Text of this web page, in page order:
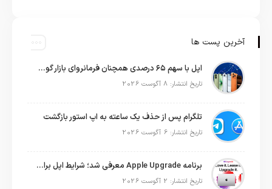
آخرین پست ها
اپل با سهم ۶۵ درصدی همچنان فرمانروای بازار گوشی‌های پریمیوم جهان است
تاریخ انتشار: 8 آگوست 2026
تلگرام پس از حذف یک ساعته به اپ استور بازگشت
تاریخ انتشار: 6 آگوست 2026
برنامه Apple Upgrade معرفی شد؛ شرایط اپل برای اجاره آیفون، آیپد، مک و اپل واچ
تاریخ انتشار: 2 آگوست 2026